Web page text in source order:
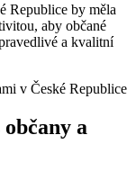
Republice by měla
aby občané
a kvalitní
a